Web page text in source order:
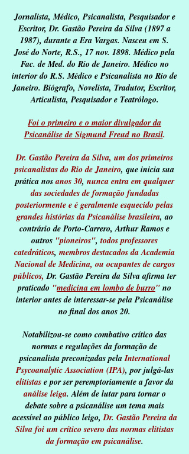
Jornalista, Médico, Psicanalista, Pesquisador e
Escritor, Dr. Gastão Pereira da Silva (1897 a
1987), durante a Era Vargas. Nasceu em S.
José do Norte, R.S., 17 nov. 1898. Médico pela
Fac. de Med. do Rio de Janeiro. Médico no
interior do R.S. Médico e Psicanalista no Rio de
Janeiro. Biógrafo, Novelista, Tradutor, Escritor,
Articulista, Pesquisador e Teatrólogo.
Foi o primeiro e o maior divulgador da
Psicanálise de Sigmund Freud no Brasil.
Dr. Gastão Pereira da Silva, um dos primeiros
psicanalistas do Rio de Janeiro, que inicia sua
prática nosanos 30, nunca entra em qualquer
das sociedades de formação fundadas
posteriormente e é geralmente esquecido pelas
grandes histórias da Psicanálise brasileira, ao
contrário de Porto-Carrero, Arthur Ramos e
outros "pioneiros", todos professores
catedráticos, membros destacados da Academia
Nacional de Medicina, ou ocupantes de cargos
públicos, Dr. Gastão Pereira da Silva afirma ter
praticado "medicina em lombo de burro" no
interior antes de interessar-se pela Psicanálise
no final dos anos 20.
Notabilizou-se como combativo crítico das
normas e regulações da formação de
psicanalista preconizadas pelaInternational
Psycoanalytic Association (IPA), por julgá-las
elitistase por ser peremptoriamente a favor da
análise leiga. Além de lutar para tornar o
debate sobre a psicanálise um tema mais
acessível ao público leigo,Dr. Gastão Pereira da
Silva foi um crítico severo das normas elitistas
da formação em psicanálise.